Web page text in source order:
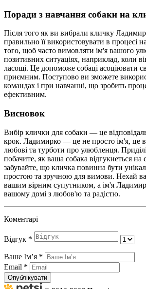
Поради з навчання собаки на
Після того як ви вибрали кличку
правильно її використовувати в процесі
того, щоб часто вимовляти ім'я вашого
позитивних ситуаціях, наприклад, коли
ласощі. Це допоможе собаці асоціювати
приємним. Поступово ви зможете
командах і при навчанні, що зробить
ефективним.
Висновок
Вибір клички для собаки — це
крок. Ладимирко — це не просто ім'я, це
любові та турботи про улюбленця.
побачите, як ваша собака відгукнеться на
забувайте, що кличка повинна бути
простою та зручною для вимови. Нехай
вашим вірним супутником, а ім'я
вашому домі з любов'ю та радістю.
Коментарі
Відгук *
Ваше Імʼя *
Email *
Опублікувати